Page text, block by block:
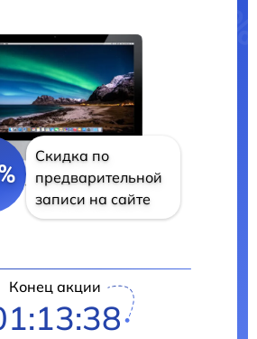
Скидка по
предварительной
записи на сайте
Конец акции